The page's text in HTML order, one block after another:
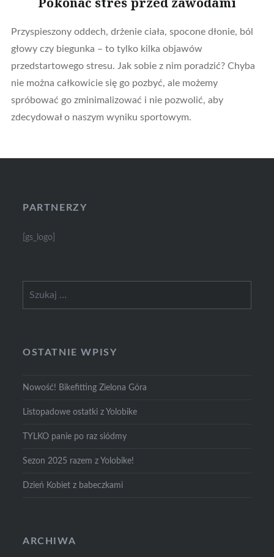
Przyspieszony oddech, drżenie ciała, spocone dłonie, ból
głowy czy biegunka – to tylko kilka objawów
przedstartowego stresu. Jak sobie z nim poradzić? Chyba
nie można całkowicie się go pozbyć, ale możemy
spróbować go zminimalizować i nie pozwolić, aby
zdecydował o naszym wyniku sportowym.
PARTNERZY
[gs_logo]
OSTATNIE WPISY
Nowość! Bikefitting Zielona Góra
Listopadowe ostatki z Yolobike
TYLKO panie po raz siódmy
Sezon 2025 razem z Yolobike!
Dzień Kobiet z babeczkami
ARCHIWA